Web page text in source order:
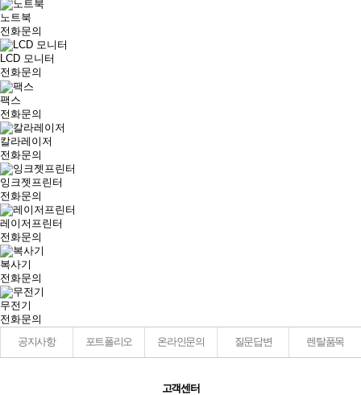
노트북
전화문의
LCD 모니터
전화문의
팩스
전화문의
칼라레이저
전화문의
잉크젯프린터
전화문의
레이저프린터
전화문의
복사기
전화문의
무전기
전화문의
공지사항
포트폴리오 온라인문의 질문답변 렌탈품목
고객센터